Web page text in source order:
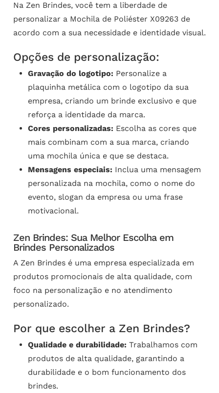
Na Zen Brindes, você tem a liberdade de
personalizar a Mochila de Poliéster X09263 de
acordo com a sua necessidade e identidade visual.
Opções de personalização:
Gravação do logotipo: Personalize a
plaquinha metálica com o logotipo da sua
empresa, criando um brinde exclusivo e que
reforça a identidade da marca.
Cores personalizadas: Escolha as cores que
mais combinam com a sua marca, criando
uma mochila única e que se destaca.
Mensagens especiais: Inclua uma mensagem
personalizada na mochila, como o nome do
evento, slogan da empresa ou uma frase
motivacional.
Zen Brindes: Sua Melhor Escolha em
Brindes Personalizados
A Zen Brindes é uma empresa especializada em
produtos promocionais de alta qualidade, com
foco na personalização e no atendimento
personalizado.
Por que escolher a Zen Brindes?
Qualidade e durabilidade: Trabalhamos com
produtos de alta qualidade, garantindo a
durabilidade e o bom funcionamento dos
brindes.